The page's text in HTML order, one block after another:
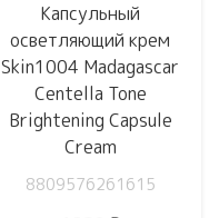
Капсульный
осветляющий крем
Skin1004 Madagascar
Centella Tone
Brightening Capsule
Cream
8809576261615